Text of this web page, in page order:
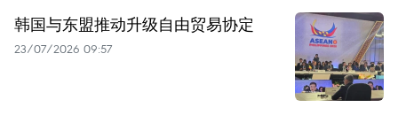
韩国与东盟推动升级自由贸易协定
23/07/2026 09:57